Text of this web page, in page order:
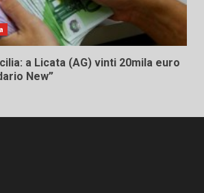
a Licata (AG) vinti 20mila euro
New”